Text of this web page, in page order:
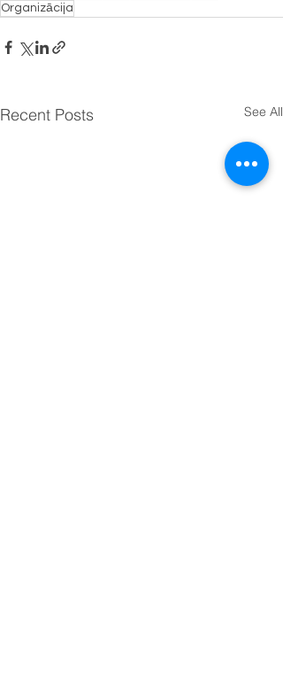
Organizācija
Recent Posts See All